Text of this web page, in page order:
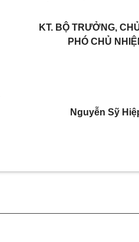
KT. BỘ TRƯỞNG,
PHÓ CHỦ
Nguyễn Sỹ